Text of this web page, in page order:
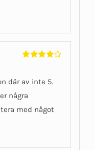
där av inte 5.
några
med något